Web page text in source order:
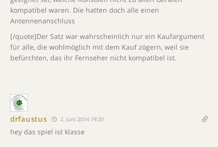
kompatibel waren. Die hatten doch alle einen
Antennenanschluss
[/quote]Der Satz war wahrscheinlich nur ein Kaufargument
für alle, die wohlmöglich mit dem Kauf zögern, weil sie
befürchten, das ihr Fernseher nicht kompatibel ist.
drfaustus 2. Juni 2014 19:20
hey das spiel ist klasse